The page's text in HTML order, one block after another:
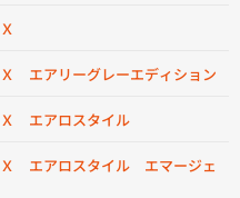
Ｘ
Ｘ エアリーグレーエディション
Ｘ エアロスタイル
Ｘ エアロスタイル エマージェ